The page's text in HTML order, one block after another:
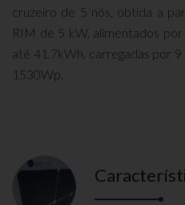
cruzeiro de 5 nós, obtida a
RIM de 5 kW, alimentados
até 41.7kWh, carregadas por
1530Wp.